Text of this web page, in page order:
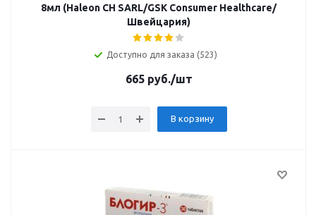
8мл (Haleon CH SARL/GSK Consumer Healthcare/
Швейцария)
Доступно для заказа (523)
665руб./шт
В корзину